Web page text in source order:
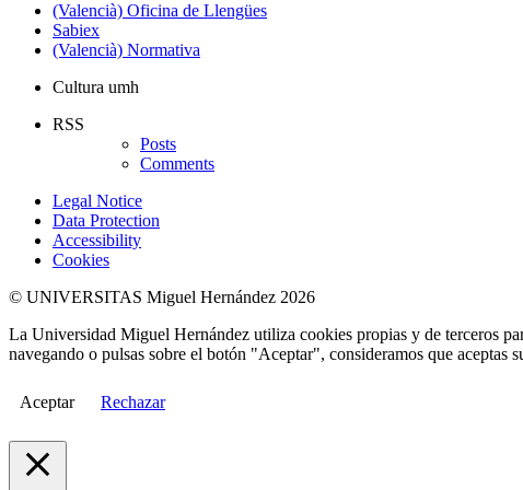
(Valencià) Oficina de Llengües
Sabiex
(Valencià) Normativa
Cultura umh
RSS
Posts
Comments
Legal Notice
Data Protection
Accessibility
Cookies
© UNIVERSITAS Miguel Hernández 2026
La Universidad Miguel Hernández utiliza cookies propias y de terceros
navegando o pulsas sobre el botón "Aceptar", consideramos que aceptas
Aceptar Rechazar